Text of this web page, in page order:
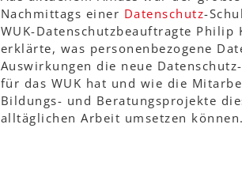
Nachmittags einer Datenschutz-
WUK-Datenschutzbeauftragte Philip
erklärte, was personenbezogene
Auswirkungen die neue
für das WUK hat und wie die
Bildungs- und Beratungsprojekte
alltäglichen Arbeit umsetzen können.